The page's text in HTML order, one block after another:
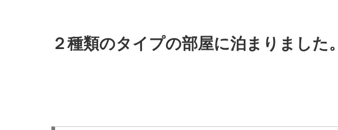
２種類のタイプの部屋に泊まりました。